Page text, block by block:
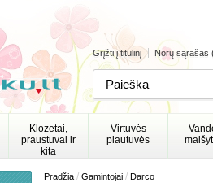
Grįžti į titulinį Norų sąrašas
Klozetai,
praustuvai ir
kita
Virtuvės
plautuvės
Pradžia / Gamintojai / Darco